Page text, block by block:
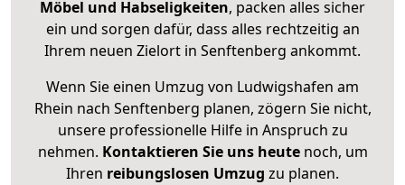
Möbel und Habseligkeiten, packen alles sicher
ein und sorgen dafür, dass alles rechtzeitig an
Ihrem neuen Zielort in Senftenberg ankommt.
Wenn Sie einen Umzug von Ludwigshafen am
Rhein nach Senftenberg planen, zögern Sie nicht,
unsere professionelle Hilfe in Anspruch zu
nehmen. Kontaktieren Sie uns heutenoch, um
Ihren reibungslosen Umzug zu planen.